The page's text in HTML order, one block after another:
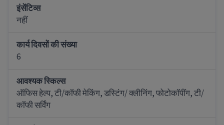
Immediate Joiners Preferred
Responsibilities:
Tea/Coffee service
Administrative support activities
Contact:9822482545
Interested candidates can call or WhatsApp for
इंसेंटिव्स
नहीं
कार्य दिवसों की संख्या
6
आवश्यक स्किल्स
ऑफिस हेल्प, टी/कॉफी मेकिंग, डस्टिंग/ क्लीनिंग, फोटोकॉपींग, टी/
कॉफी सर्विंग